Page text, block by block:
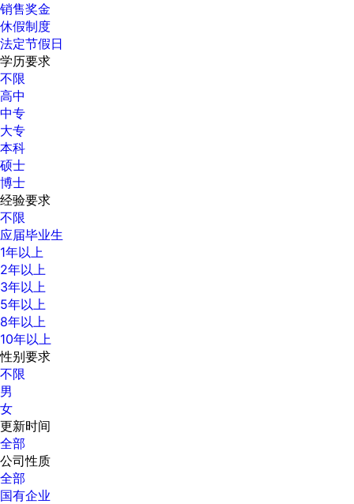
销售奖金
休假制度
法定节假日
学历要求
不限
高中
中专
大专
本科
硕士
博士
经验要求
不限
应届毕业生
1年以上
2年以上
3年以上
5年以上
8年以上
10年以上
性别要求
不限
男
女
更新时间
全部
公司性质
全部
国有企业